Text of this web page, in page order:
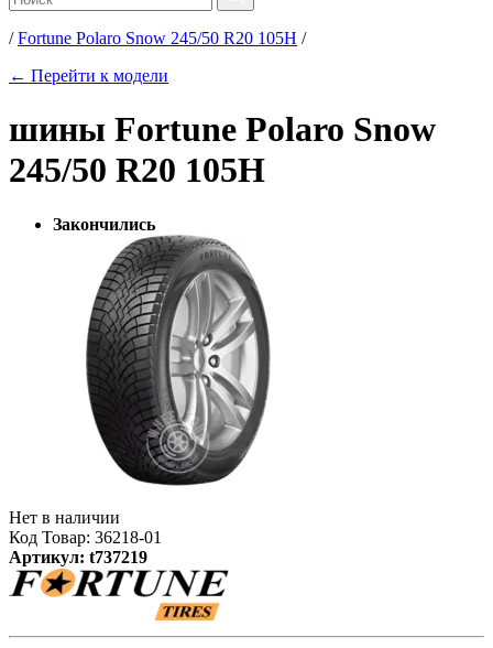
/Fortune Polaro Snow 245/50 R20 105H /
← Перейти к модели
шины Fortune Polaro Snow
245/50 R20 105H
Закончились
Нет в наличии
Код Товар: 36218-01
Артикул: t737219